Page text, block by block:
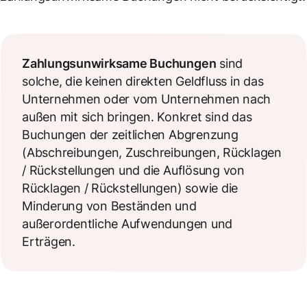
Zahlungsunwirksame Buchungen sind
solche, die keinen direkten Geldfluss in das
Unternehmen oder vom Unternehmen nach
außen mit sich bringen. Konkret sind das
Buchungen der zeitlichen Abgrenzung
(Abschreibungen, Zuschreibungen, Rücklagen
/ Rückstellungen und die Auflösung von
Rücklagen / Rückstellungen) sowie die
Minderung von Beständen und
außerordentliche Aufwendungen und
Erträgen.